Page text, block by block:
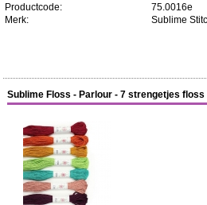
Productcode:
75.0016e
Merk:
Sublime
Sublime Floss - Parlour - 7 strengetjes floss